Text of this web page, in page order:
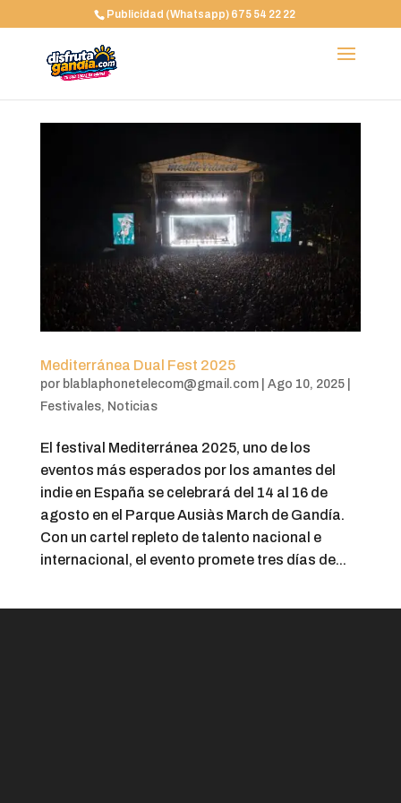
Publicidad (Whatsapp) 675 54 22 22
Mediterránea Dual Fest 2025
por blablaphonetelecom@gmail.com| Ago 10, 2025|
Festivales, Noticias
El festival Mediterránea 2025, uno de los
eventos más esperados por los amantes del
indie en España se celebrará del 14 al 16 de
agosto en el Parque Ausiàs March de Gandía.
Con un cartel repleto de talento nacional e
internacional, el evento promete tres días de...